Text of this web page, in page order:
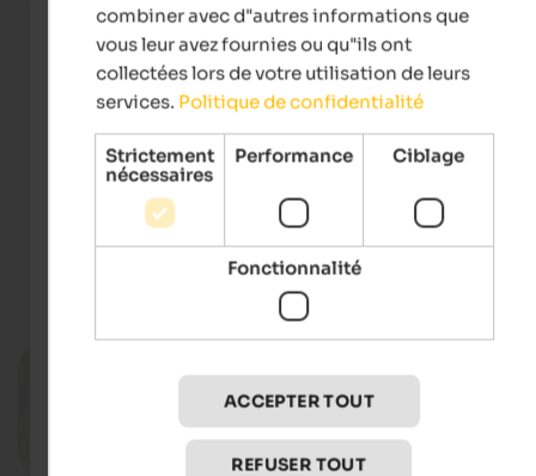
IDM Südtirol-Alto Adige/Andreas Mierswa
in Southern South Tyrol
Long Shopping Wednesdays
St. Michael - Eppan an der Weinstraße
combiner avec d"autres informations que
vous leur avez fournies ou qu"ils ont
collectées lors de votre utilisation de leurs
services. Politique de confidentialité
Strictement
nécessaires
Performance Ciblage
Fonctionnalité
ACCEPTER TOUT
REFUSER TOUT